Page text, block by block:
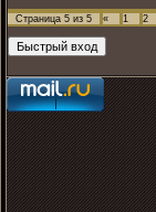
Страница 5 из 5 « 1 2